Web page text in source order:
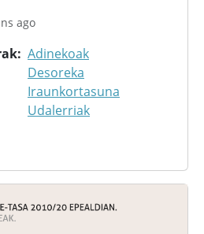
ago
Adinekoak
Desoreka
Iraunkortasuna
Udalerriak